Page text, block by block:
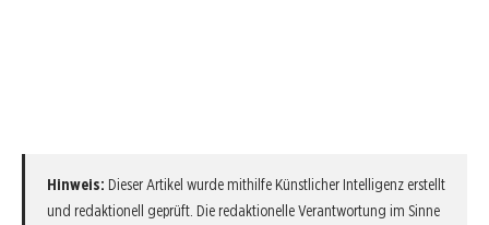
Hinweis: Dieser Artikel wurde mithilfe Künstlicher Intelligenz erstellt
und redaktionell geprüft. Die redaktionelle Verantwortung im Sinne